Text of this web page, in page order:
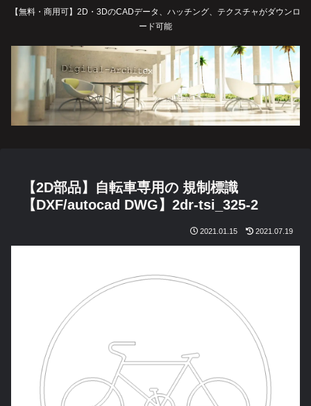
【無料・商用可】2D・3DのCADデータ、ハッチング、テクスチャがダウンロ
ード可能
【2D部品】自転車専用の 規制標識
【DXF/autocad DWG】2dr-tsi_325-2
2021.01.15 2021.07.19